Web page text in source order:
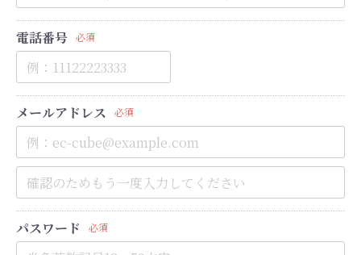
電話番号 必須
メールアドレス 必須
パスワード 必須